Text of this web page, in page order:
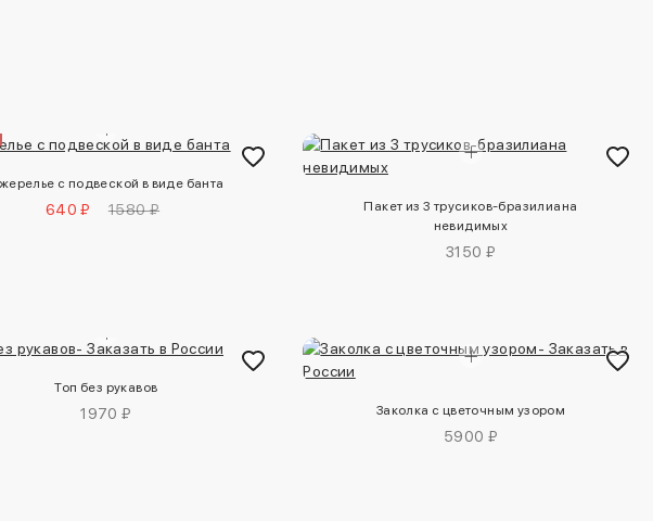
с подвеской в виде банта
640 ₽ 1580 ₽
Пакет из 3 трусиков-бразилиана
невидимых
3150 ₽
Топ без рукавов
1970 ₽ Заколка с цветочным узором
5900 ₽